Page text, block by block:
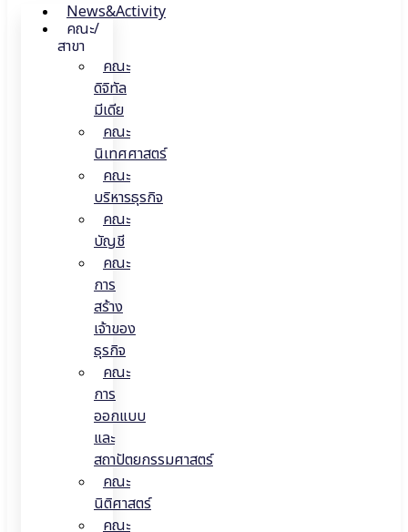
News&Activity
คณะ/
สาขา
คณะ
ดิจิทัล
มีเดีย
คณะ
นิเทศศาสตร์
คณะ
บริหารธุรกิจ
คณะ
บัญชี
คณะ
การ
สร้าง
เจ้าของ
ธุรกิจ
คณะ
การ
ออกแบบ
และ
สถาปัตยกรรมศาสตร์
คณะ
นิติศาสตร์
คณะ